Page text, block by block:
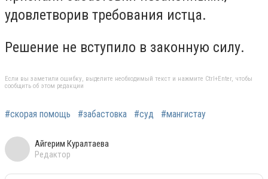
удовлетворив требования истца.
Решение не вступило в законную силу.
Если вы заметили ошибку, выделите необходимый текст и нажмите Ctrl+Enter, чтобы
сообщить об этом редакции
#скорая помощь #забастовка #суд #мангистау
Айгерим Куралтаева
Редактор